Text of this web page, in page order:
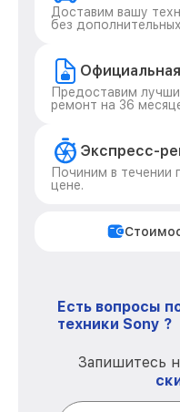
Доставим вашу
без
Предоставим
ремонт на 36
Экспресс-
Починим в течении
цене.
Есть вопросы
техники Sony ?
Запишитесь